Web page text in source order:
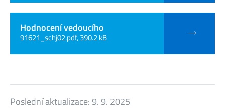
Hodnocení vedoucího
91621_schj02.pdf, 390.2 kB
Poslední aktualizace:9. 9. 2025